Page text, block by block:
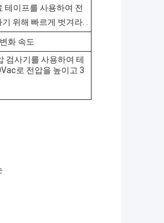
테이프를 사용하여 전
위해 빠르게 벗겨라. .
화 속도
검사기를 사용하여 테
로 전압을 높이고 3